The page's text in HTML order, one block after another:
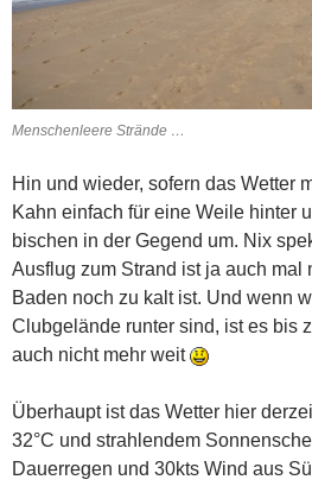
Menschenleere Strände …
Hin und wieder, sofern das Wetter
Kahn einfach für eine Weile hinter
bischen in der Gegend um. Nix
Ausflug zum Strand ist ja auch mal
Baden noch zu kalt ist. Und wenn
Clubgelände runter sind, ist es bis
auch nicht mehr weit
Überhaupt ist das Wetter hier
32°C und strahlendem
Dauerregen und 30kts Wind aus